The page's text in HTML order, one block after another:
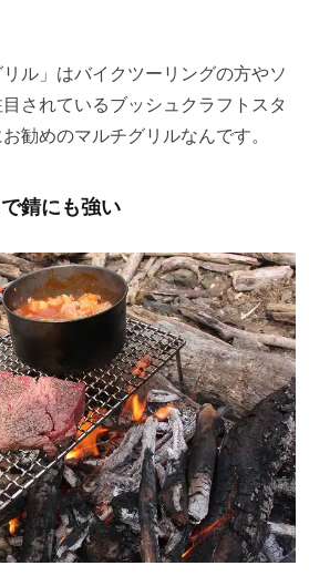
ル」はバイクツーリングの方やソ
されているブッシュクラフトスタ
勧めのマルチグリルなんです。
錆にも強い